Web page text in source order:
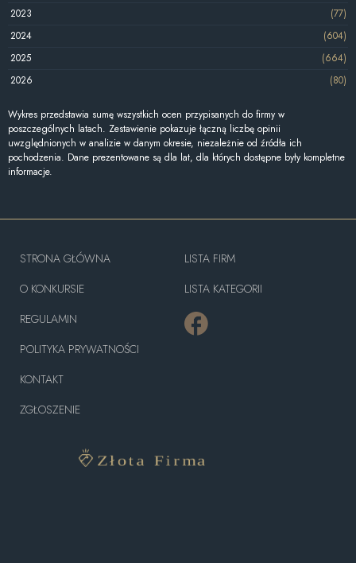
2023
(77)
2024
(604)
2025
(664)
2026
(80)
Wykres przedstawia sumę wszystkich ocen przypisanych do firmy w
poszczególnych latach. Zestawienie pokazuje łączną liczbę opinii
uwzględnionych w analizie w danym okresie, niezależnie od źródła ich
pochodzenia. Dane prezentowane są dla lat, dla których dostępne były kompletne
informacje.
STRONA GŁÓWNA
O KONKURSIE
REGULAMIN
POLITYKA PRYWATNOŚCI
KONTAKT
ZGŁOSZENIE
LISTA FIRM
LISTA KATEGORII